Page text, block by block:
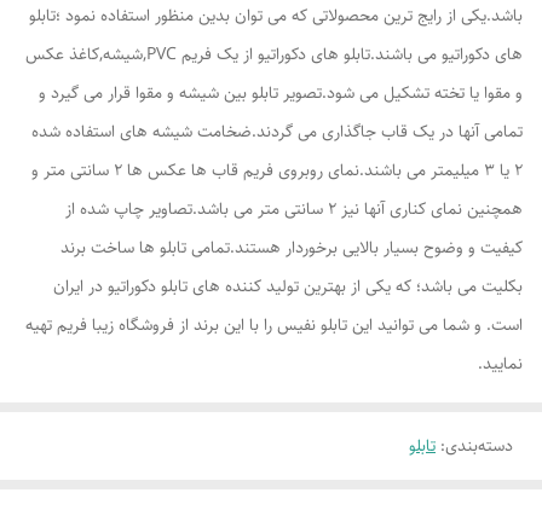
باشد.یکی از رایج ترین محصولاتی که می توان بدین منظور استفاده نمود ؛تابلو
های دکوراتیو می باشند.تابلو های دکوراتیو از یک فریم PVC,شیشه,کاغذ عکس
و مقوا یا تخته تشکیل می شود.تصویر تابلو بین شیشه و مقوا قرار می گیرد و
تمامی آنها در یک قاب جاگذاری می گردند.ضخامت شیشه های استفاده شده
2 یا 3 میلیمتر می باشند.نمای روبروی فریم قاب ها عکس ها 2 سانتی متر و
همچنین نمای کناری آنها نیز 2 سانتی متر می باشد.تصاویر چاپ شده از
کیفیت و وضوح بسیار بالایی برخوردار هستند.تمامی تابلو ها ساخت برند
بکلیت می باشد؛ که یکی از بهترین تولید کننده های تابلو دکوراتیو در ایران
است. و شما می توانید این تابلو نفیس را با این برند از فروشگاه زیبا فریم تهیه
نمایید.
دسته‌بندی: تابلو